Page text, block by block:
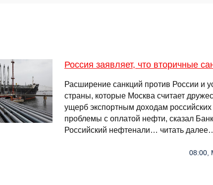
Россия заявляет, что вторичные
Расширение санкций против России и
страны, которые Москва считает
ущерб экспортным доходам
проблемы с оплатой нефти, сказал
Российский нефтенали… читать
08:00,